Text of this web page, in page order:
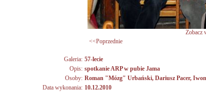
Zobacz
<<Poprzednie
Galeria: 57-lecie
Opis: spotkanie ARP w pubie Jama
Osoby: Roman "Mózg" Urbański, Dariusz Pacer,
Data wykonania: 10.12.2010